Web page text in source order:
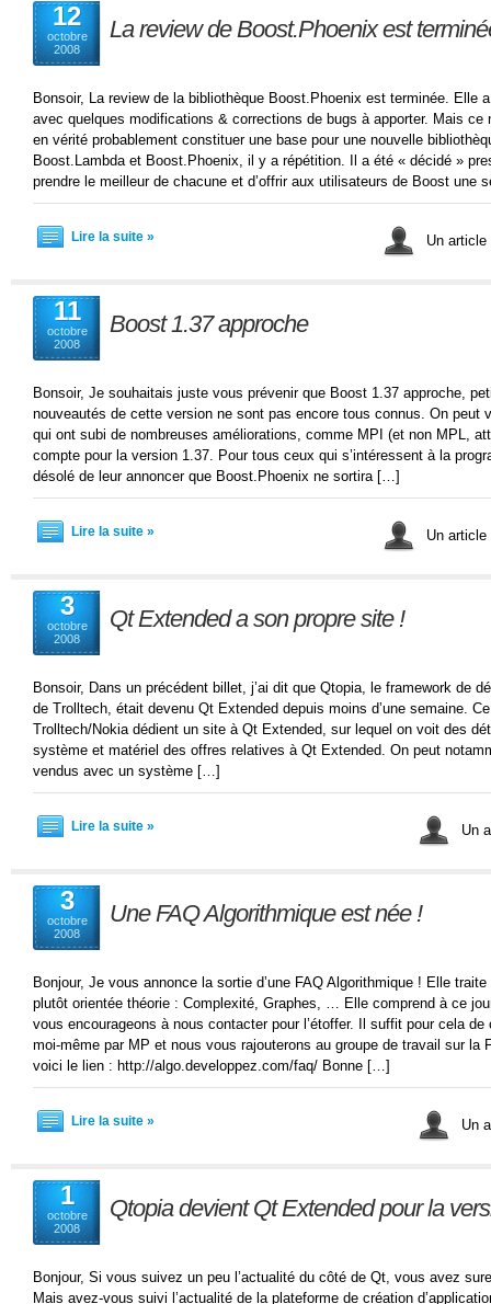
12
octobre
2008
La review de Boost.Phoenix est
Bonsoir, La review de la bibliothèque Boost.Phoenix est terminée. Elle
avec quelques modifications & corrections de bugs à apporter. Mais
en vérité probablement constituer une base pour une nouvelle
Boost.Lambda et Boost.Phoenix, il y a répétition. Il a été « décidé »
prendre le meilleur de chacune et d’offrir aux utilisateurs de Boost une
Lire la suite » Un
11
octobre
2008
Boost 1.37 approche
Bonsoir, Je souhaitais juste vous prévenir que Boost 1.37 approche,
nouveautés de cette version ne sont pas encore tous connus. On peut
qui ont subi de nombreuses améliorations, comme MPI (et non MPL,
compte pour la version 1.37. Pour tous ceux qui s’intéressent à la
désolé de leur annoncer que Boost.Phoenix ne sortira […]
Lire la suite » Un
3
octobre
2008
Qt Extended a son propre site !
Bonsoir, Dans un précédent billet, j’ai dit que Qtopia, le framework de
de Trolltech, était devenu Qt Extended depuis moins d’une semaine.
Trolltech/Nokia dédient un site à Qt Extended, sur lequel on voit des
système et matériel des offres relatives à Qt Extended. On peut
vendus avec un système […]
Lire la suite » Un
3
octobre
2008
Une FAQ Algorithmique est née !
Bonjour, Je vous annonce la sortie d’une FAQ Algorithmique ! Elle
plutôt orientée théorie : Complexité, Graphes, … Elle comprend à ce
vous encourageons à nous contacter pour l’étoffer. Il suffit pour cela
moi-même par MP et nous vous rajouterons au groupe de travail sur la
voici le lien : http://algo.developpez.com/faq/ Bonne […]
Lire la suite » Un
1
octobre
2008
Qtopia devient Qt Extended pour la
Bonjour, Si vous suivez un peu l’actualité du côté de Qt, vous avez
Mais avez-vous suivi l’actualité de la plateforme de création